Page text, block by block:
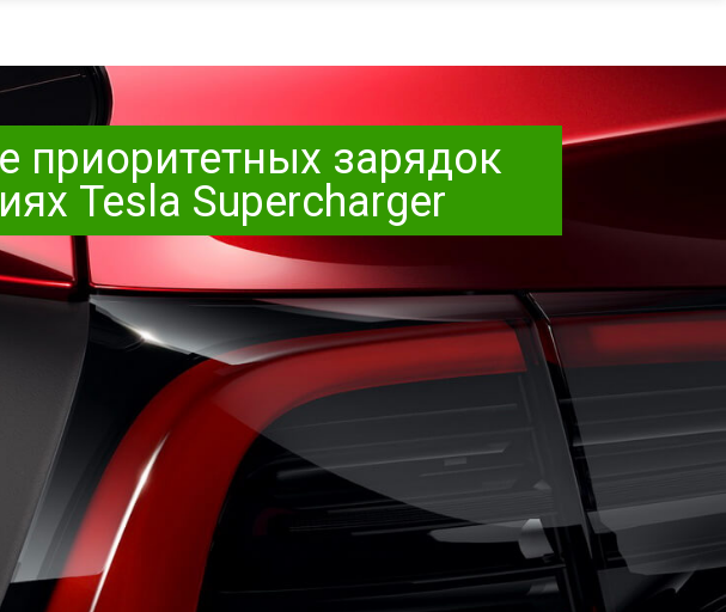
приоритетных зарядок
Tesla Supercharger